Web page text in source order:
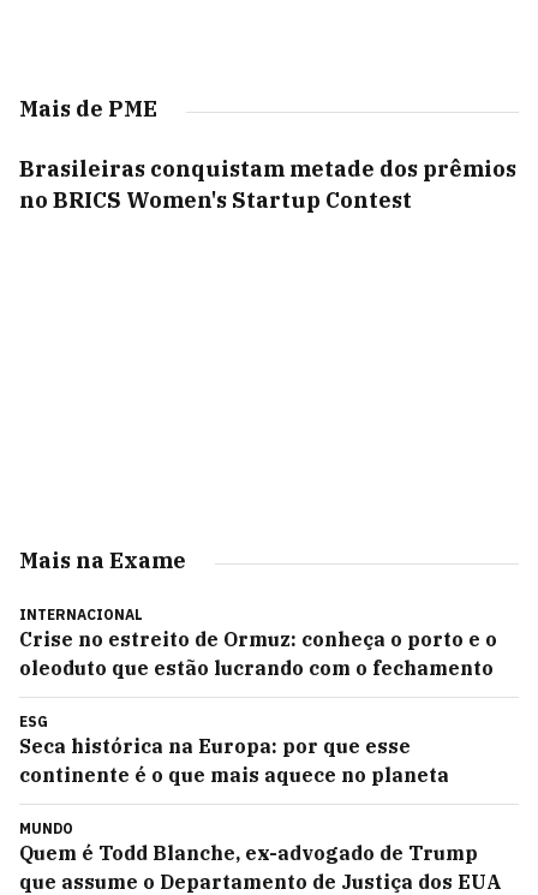
Mais de PME
Brasileiras conquistam metade dos prêmios
no BRICS Women's Startup Contest
Mais na Exame
INTERNACIONAL
Crise no estreito de Ormuz: conheça o porto e o
oleoduto que estão lucrando com o fechamento
ESG
Seca histórica na Europa: por que esse
continente é o que mais aquece no planeta
MUNDO
Quem é Todd Blanche, ex-advogado de Trump
que assume o Departamento de Justiça dos EUA